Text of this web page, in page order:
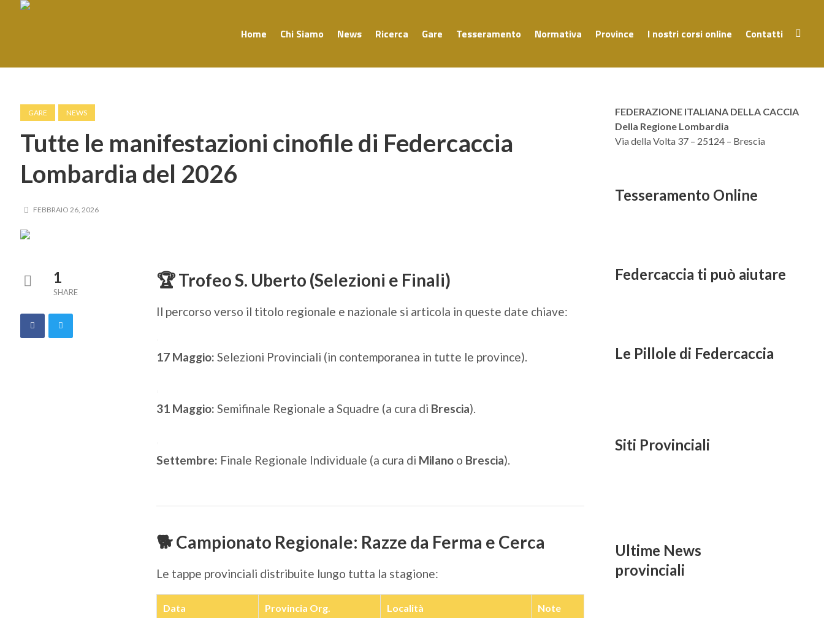
Home Chi Siamo News Ricerca Gare Tesseramento Normativa Province I nostri corsi online Contatti
GARE NEWS
Tutte le manifestazioni cinofile di Federcaccia
Lombardia del 2026
FEBBRAIO 26, 2026
1
SHARE
🏆Trofeo S. Uberto (Selezioni e Finali)
Il percorso verso il titolo regionale e nazionale si articola in queste date chiave:
17 Maggio: Selezioni Provinciali (in contemporanea in tutte le province).
31 Maggio: Semifinale Regionale a Squadre (a cura di Brescia).
Settembre: Finale Regionale Individuale (a cura di Milano o Brescia).
🐕Campionato Regionale: Razze da Ferma e Cerca
Le tappe provinciali distribuite lungo tutta la stagione:
Data Provincia Org. Località Note
FEDERAZIONE ITALIANA DELLA CACCIA
Della Regione Lombardia
Via della Volta 37 – 25124 – Brescia
Tesseramento Online
Federcaccia ti può aiutare
Le Pillole di Federcaccia
Siti Provinciali
Ultime News
provinciali